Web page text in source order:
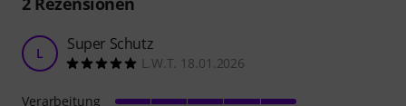
L Super Schutz
L.W.T. 18.01.2026
Verarbeitung